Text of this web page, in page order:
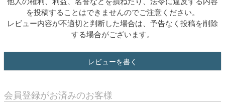
を投稿することはできませんのでご注意ください。
レビュー内容が不適切と判断した場合は、予告なく投稿を削除
する場合がございます。
レビューを書く
会員登録がお済みのお客様